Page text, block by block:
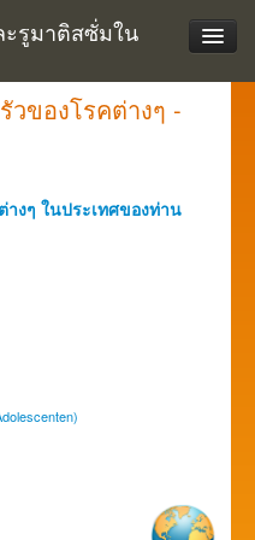
รูมาติสซั่มใน
ของโรคต่างๆ -
งๆ ในประเทศของท่าน